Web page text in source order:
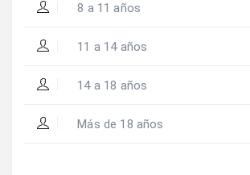
8 a 11 años
11 a 14 años
14 a 18 años
Más de 18 años